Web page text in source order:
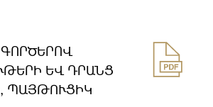
ԳՈՐԾԵՐՈՎ
ԵՎ ԴՐԱՆՑ
ՊԱՅԹՈՒՑԻԿ